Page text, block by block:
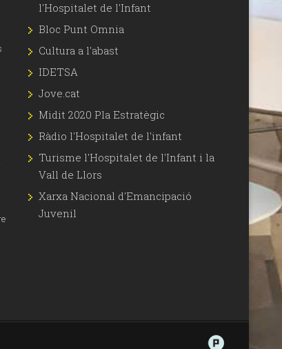
l'Hospitalet de l'Infant
Bloc Punt Omnia
Cultura a l'abast
IDETSA
Jove.cat
Midit 2020 Pla Estratègic
Ràdio l'Hospitalet de l'infant
Turisme l'Hospitalet de l'Infant i la
Vall de Llors
Xarxa Nacional d'Emancipació
Juvenil